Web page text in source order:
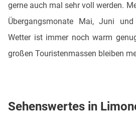
gerne auch mal sehr voll werden.
Übergangsmonate Mai, Juni
Wetter ist immer noch warm
großen Touristenmassen bleiben
Sehenswertes in